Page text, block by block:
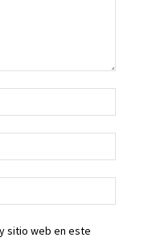
web:
sitio web en este